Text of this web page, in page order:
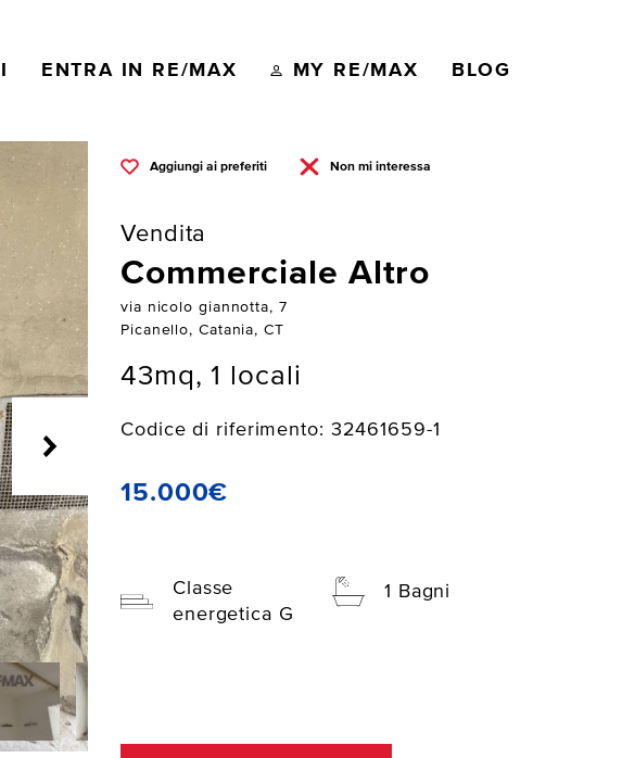
ENTRA IN RE/MAX MY RE/MAX BLOG
Aggiungi ai preferiti Non mi interessa
Vendita
Commerciale Altro
via nicolo giannotta, 7
Picanello, Catania, CT
43mq, 1 locali
Codice di riferimento: 32461659-1
15.000€
Classe
energetica G
1 Bagni